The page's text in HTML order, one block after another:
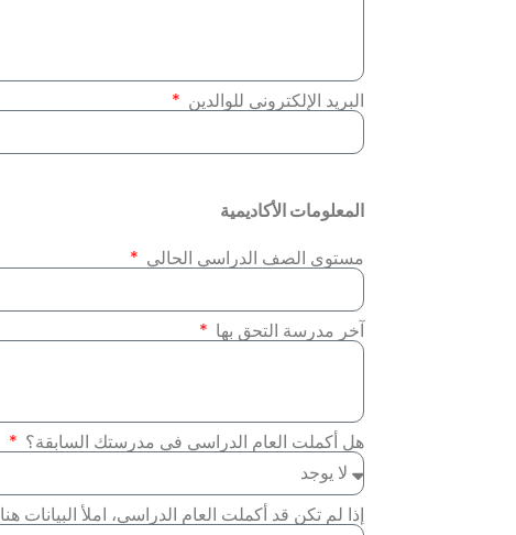
البريد الإلكتروني للوالدين
المعلومات الأكاديمية
مستوى الصف الدراسي الحالي
آخر مدرسة التحق بها
هل أكملت العام الدراسي في مدرستك السابقة؟
إذا لم تكن قد أكملت العام الدراسي، املأ البيانات هنا